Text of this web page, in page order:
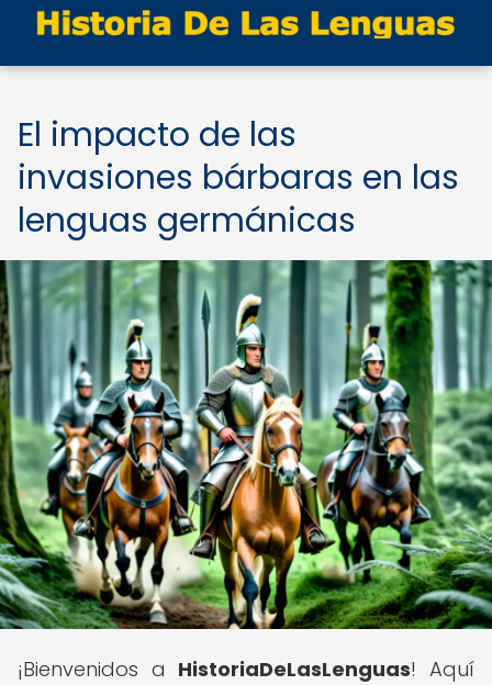
El impacto de las
invasiones bárbaras en las
lenguas germánicas
¡Bienvenidos a HistoriaDeLasLenguas! Aquí